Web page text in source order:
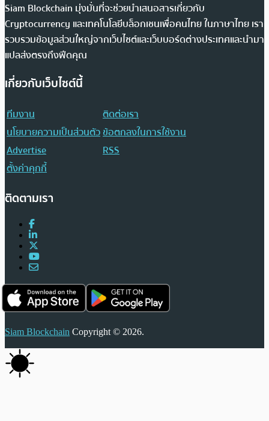
Siam Blockchain มุ่งมั่นที่จะช่วยนำเสนอสารเกี่ยวกับ
Cryptocurrency และเทคโนโลยีบล็อกเชนเพื่อคนไทย ในภาษาไทย เรา
รวบรวมข้อมูลส่วนใหญ่จากเว็บไซต์และเว็บบอร์ดต่างประเทศและนำมา
แปลส่งตรงถึงฟีดคุณ
เกี่ยวกับเว็บไซต์นี้
ทีมงาน
ติดต่อเรา
นโยบายความเป็นส่วนตัวข้อตกลงในการใช้งาน
Advertise
RSS
ตั้งค่าคุกกี้
ติดตามเรา
Siam Blockchain Copyright © 2026.